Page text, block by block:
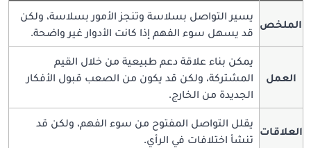
الملخص
يسير التواصل بسلاسة وتنجز الأمور بسلاسة، ولكن
قد يسهل سوء الفهم إذا كانت الأدوار غير واضحة.
العمل
يمكن بناء علاقة دعم طبيعية من خلال القيم
المشتركة، ولكن قد يكون من الصعب قبول الأفكار
الجديدة من الخارج.
العلاقات
يقلل التواصل المفتوح من سوء الفهم، ولكن قد
تنشأ اختلافات في الرأي.